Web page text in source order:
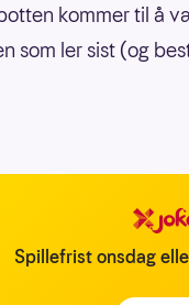
kommer til å
som ler sist (og
Spillefrist onsdag